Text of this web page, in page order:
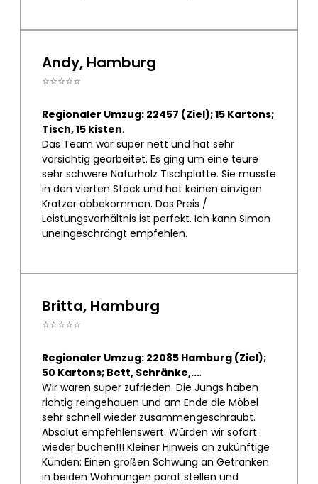
Andy, Hamburg
⭐⭐⭐⭐⭐
Regionaler Umzug: 22457 (Ziel); 15 Kartons;
Tisch, 15 kisten.
Das Team war super nett und hat sehr
vorsichtig gearbeitet. Es ging um eine teure
sehr schwere Naturholz Tischplatte. Sie musste
in den vierten Stock und hat keinen einzigen
Kratzer abbekommen. Das Preis /
Leistungsverhältnis ist perfekt. Ich kann Simon
uneingeschrängt empfehlen.
Britta, Hamburg
⭐⭐⭐⭐⭐
Regionaler Umzug: 22085 Hamburg (Ziel);
50 Kartons; Bett, Schränke,....
Wir waren super zufrieden. Die Jungs haben
richtig reingehauen und am Ende die Möbel
sehr schnell wieder zusammengeschraubt.
Absolut empfehlenswert. Würden wir sofort
wieder buchen!!! Kleiner Hinweis an zukünftige
Kunden: Einen großen Schwung an Getränken
in beiden Wohnungen parat stellen und